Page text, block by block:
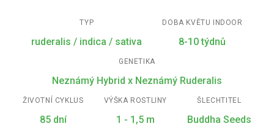
TYP
ruderalis / indica / sativa
DOBA KVĚTU INDOOR
8-10 týdnů
GENETIKA
Neznámý Hybrid x Neznámý Ruderalis
ŽIVOTNÍ CYKLUS
85 dní
VÝŠKA ROSTLINY
1 - 1,5 m
ŠLECHTITEL
Buddha Seeds